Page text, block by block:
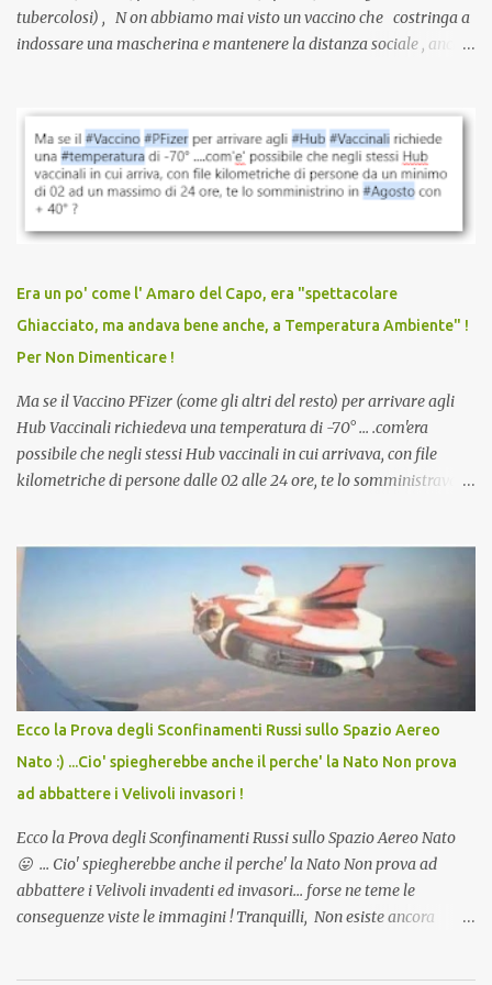
tubercolosi) , N on abbiamo mai visto un vaccino che costringa a
indossare una mascherina e mantenere la distanza sociale , anche
vaccinazione. Non avevamo mai sentito parlare di ricompense,
sconti, incentivi per vaccinarsi. Non avevamo mai visto
discriminazioni per coloro che non l’hanno fatto. Se non sei stato
vaccinato, nessuno aveva prima cercato di farti sentire una
persona cattiva. Non avevamo mai visto un vaccino che minacci le
vaccino usato per minacciare i mezzi di sussistenza, il lavoro o la
scuola. Non avevamo mai visto un vaccino che permettesse a un
dodicenne di ignorare il consenso dei genitori. Dopo tutti i vaccini
che abbiamo elencato sopra...
Era un po' come l' Amaro del Capo, era "spettacolare
Ghiacciato, ma andava bene anche, a Temperatura Ambiente" !
Per Non Dimenticare !
Ma se il Vaccino PFizer (come gli altri del resto) per arrivare agli
Hub Vaccinali richiedeva una temperatura di -70° ... .com'era
possibile che negli stessi Hub vaccinali in cui arrivava, con file
kilometriche di persone dalle 02 alle 24 ore, te lo somministravano
Vaccino come: l' Amaro del Capo, era "spettacolare Ghiacciato, ma
andava bene anche, a Temperatura Ambiente"! Riproponiamo
l'articolo per NON Dimenticare!
Ecco la Prova degli Sconfinamenti Russi sullo Spazio Aereo
Nato :) ...Cio' spiegherebbe anche il perche' la Nato Non prova
ad abbattere i Velivoli invasori !
Ecco la Prova degli Sconfinamenti Russi sullo Spazio Aereo Nato
😛 ... Cio' spiegherebbe anche il perche' la Nato Non prova ad
abbattere i Velivoli invadenti ed invasori... forse ne teme le
conseguenze viste le immagini ! Tranquilli, Non esiste ancora